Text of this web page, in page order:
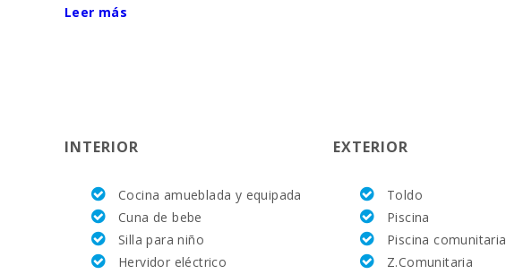
Superficie casa (m2):
Campo de golf La Reserva Rotana (km):
Leer más
INTERIOR
Cocina amueblada y equipada
Cuna de bebe
Silla para niño
Hervidor eléctrico
EXTERIOR
Toldo
Piscina
Piscina comunitaria
Z.Comunitaria